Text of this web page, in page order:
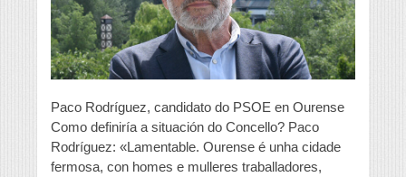
do
Bulevar
Termal
desde
da
Feira
ata
Outariz”
Paco Rodríguez, candidato do PSOE en Ourense
Como definiría a situación do Concello? Paco
Rodríguez: «Lamentable. Ourense é unha cidade
fermosa, con homes e mulleres traballadores,